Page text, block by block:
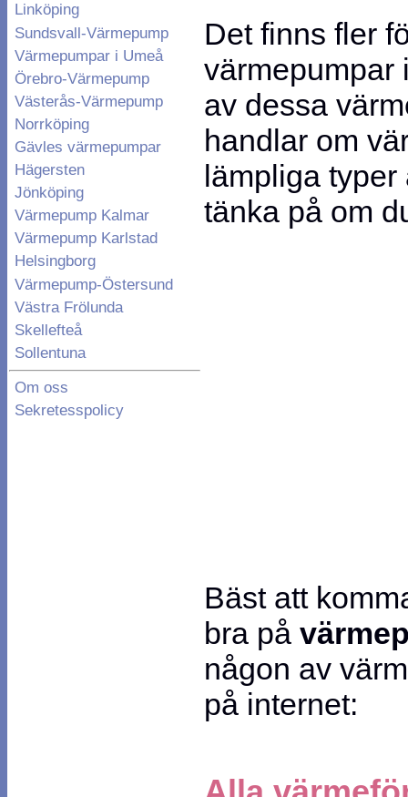
Linköping
Sundsvall-Värmepump
Värmepumpar i Umeå
Örebro-Värmepump
Västerås-Värmepump
Norrköping
Gävles värmepumpar
Hägersten
Jönköping
Värmepump Kalmar
Värmepump Karlstad
Helsingborg
Värmepump-Östersund
Västra Frölunda
Skellefteå
Sollentuna
Om oss
Sekretesspolicy
Det finns fler
värmepumpar
av dessa
handlar om
lämpliga
tänka på om
Bäst att
bra på
någon av
på internet: